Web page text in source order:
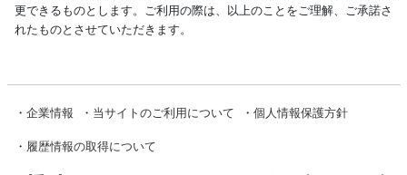
更できるものとします。ご利用の際は、以上のことをご理解、ご承諾さ
れたものとさせていただきます。
・ 企業情報 ・ 当サイトのご利用について ・ 個人情報保護方針
・ 履歴情報の取得について